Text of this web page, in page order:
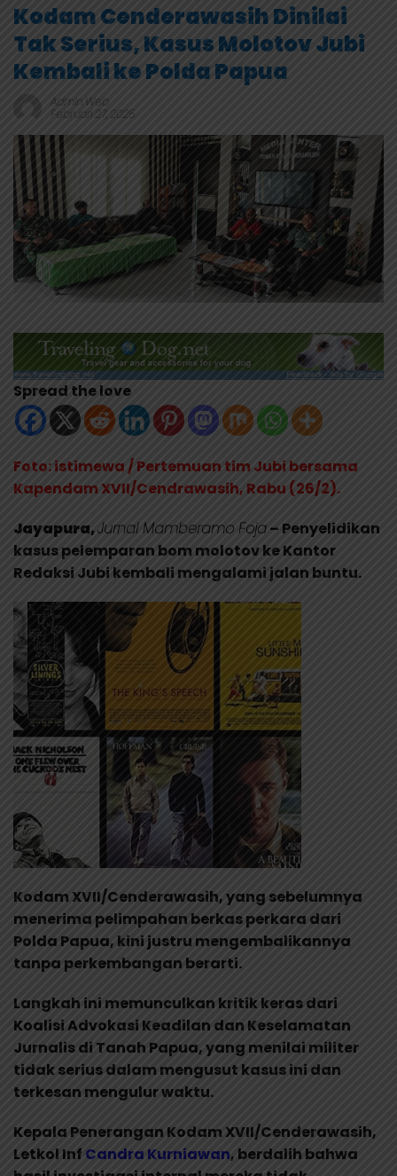
Kodam Cenderawasih Dinilai
Tak Serius, Kasus Molotov Jubi
Kembali ke Polda Papua
Admin Web
Februari 27, 2025
Spread the love
Foto: istimewa / Pertemuan tim Jubi bersama
Kapendam XVII/Cendrawasih, Rabu (26/2).
Jayapura,Jurnal Mamberamo Foja– Penyelidikan
kasus pelemparan bom molotov ke Kantor
Redaksi Jubi kembali mengalami jalan buntu.
Kodam XVII/Cenderawasih, yang sebelumnya
menerima pelimpahan berkas perkara dari
Polda Papua, kini justru mengembalikannya
tanpa perkembangan berarti.
Langkah ini memunculkan kritik keras dari
Koalisi Advokasi Keadilan dan Keselamatan
Jurnalis di Tanah Papua, yang menilai militer
tidak serius dalam mengusut kasus ini dan
terkesan mengulur waktu.
Kepala Penerangan Kodam XVII/Cenderawasih,
Letkol Inf Candra Kurniawan, berdalih bahwa